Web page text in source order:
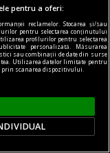
ținutele din
pentru a oferi:
reclamelor. Stocarea și/sau
pentru selectarea conținutului
profilurilor pentru selectarea
personalizată. Măsurarea
sau combinații de date din surse
Utilizarea datelor limitate pentru
prin scanarea dispozitivului.